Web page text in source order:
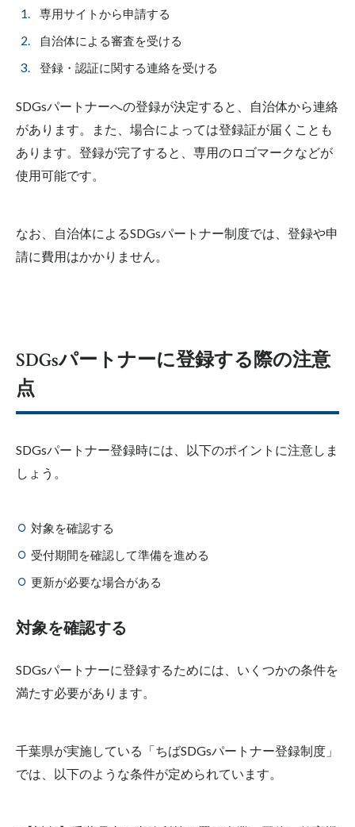
専用サイトから申請する
自治体による審査を受ける
登録・認証に関する連絡を受ける
SDGsパートナーへの登録が決定すると、自治体から連絡
があります。また、場合によっては登録証が届くことも
あります。登録が完了すると、専用のロゴマークなどが
使用可能です。
なお、自治体によるSDGsパートナー制度では、登録や申
請に費用はかかりません。
SDGsパートナーに登録する際の注意
点
SDGsパートナー登録時には、以下のポイントに注意しま
しょう。
対象を確認する
受付期間を確認して準備を進める
更新が必要な場合がある
対象を確認する
SDGsパートナーに登録するためには、いくつかの条件を
満たす必要があります。
千葉県が実施している「ちばSDGsパートナー登録制度」
では、以下のような条件が定められています。